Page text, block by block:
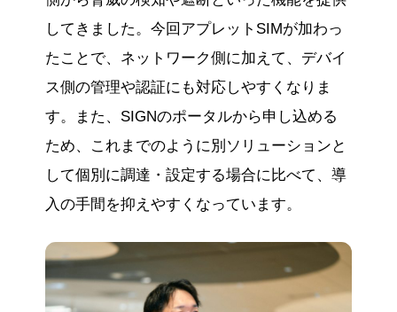
してきました。今回アプレットSIMが加わっ
たことで、ネットワーク側に加えて、デバイ
ス側の管理や認証にも対応しやすくなりま
す。また、SIGNのポータルから申し込める
ため、これまでのように別ソリューションと
して個別に調達・設定する場合に比べて、導
入の手間を抑えやすくなっています。